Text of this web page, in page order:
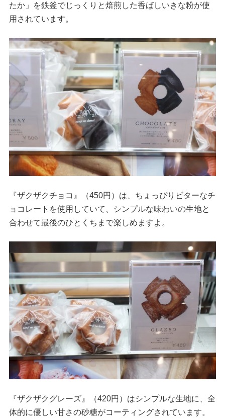
たか」を鉄釜でじっくりと焙煎した香ばしいきな粉が使
用されています。
『ザクザクチョコ』（450円）は、ちょっぴりビターなチ
ョコレートを使用していて、シンプルな味わいの生地と
合わせて最後のひとくちまで楽しめますよ。
『ザクザクグレーズ』（420円）はシンプルな生地に、全
体的に優しい甘さの砂糖がコーティングされています。